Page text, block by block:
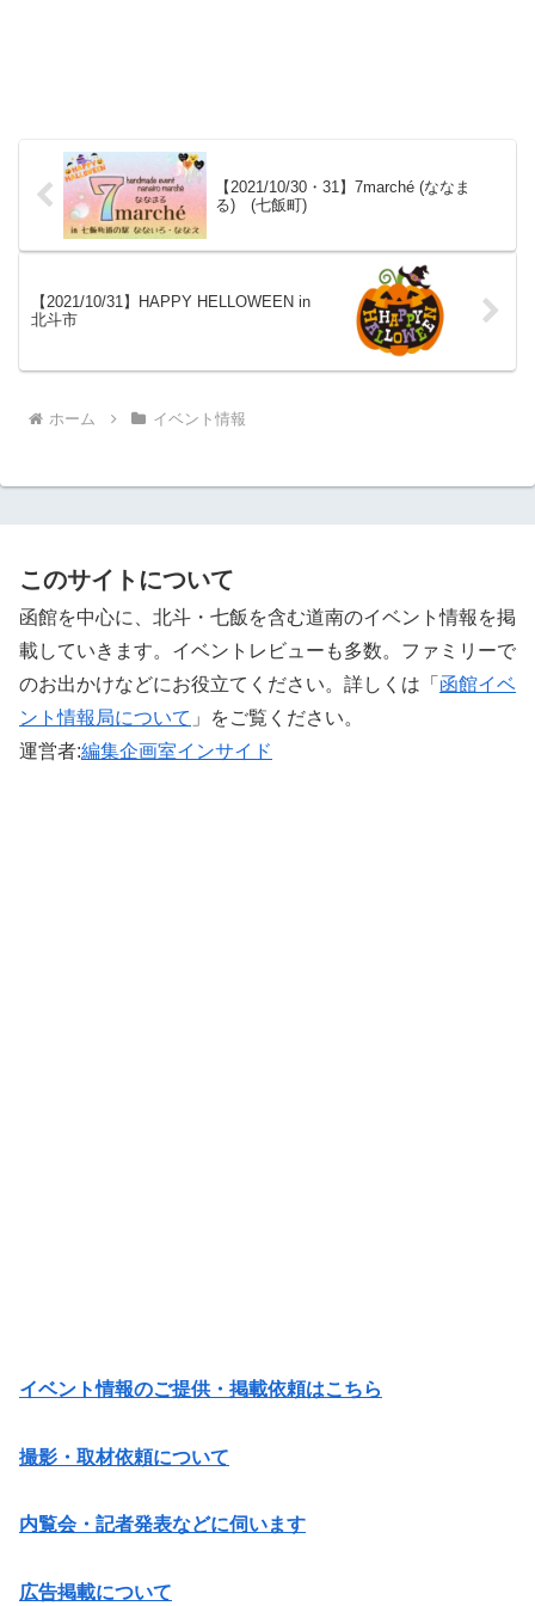
【2021/10/30・31】7marché (ななま
る) (七飯町)
【2021/10/31】HAPPY HELLOWEEN in
北斗市
ホーム イベント情報
このサイトについて
函館を中心に、北斗・七飯を含む道南のイベント情報を掲
載していきます。イベントレビューも多数。ファミリーで
のお出かけなどにお役立てください。詳しくは「 函館イベ
ント情報局について 」をご覧ください。 ‎
運営者:編集企画室インサイド
イベント情報のご提供・掲載依頼はこちら
撮影・取材依頼について
内覧会・記者発表などに伺います
広告掲載について